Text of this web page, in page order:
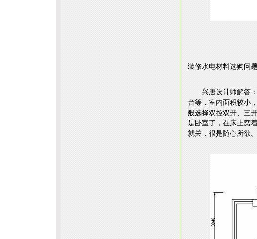
装修水电材料选购问
兴唐设计师解答
台等，室内面积较小
般选择双控双开、三
是卧室了，在床上窝
就关，很是随心所欲。